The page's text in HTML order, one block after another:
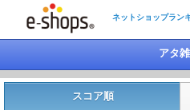
ネットショップラン
アタ
スコア順